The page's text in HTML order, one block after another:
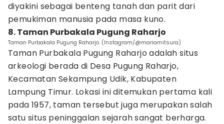
diyakini sebagai benteng tanah dan parit dari
pemukiman manusia pada masa kuno.
8. Taman Purbakala Pugung Raharjo
Taman Purbakala Pugung Raharjo. (Instagram/@mariamitsura)
Taman Purbakala Pugung Raharjo adalah situs
arkeologi berada di Desa Pugung Raharjo,
Kecamatan Sekampung Udik, Kabupaten
Lampung Timur. Lokasi ini ditemukan pertama kali
pada 1957, taman tersebut juga merupakan salah
satu situs peninggalan sejarah sangat berharga.